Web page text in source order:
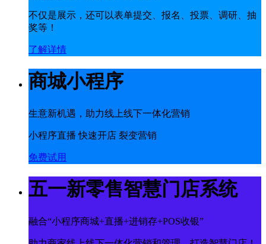
不仅是展示，还可以表单提交、报名、投票、调研、抽
奖等！
了解详情
商城小程序
生意新机遇，助力线上线下一体化营销
小程序直播 快速开店 裂变营销
免费试用
五一新零售智慧门店系统
融合“小程序商城+直播+进销存+POS收银”